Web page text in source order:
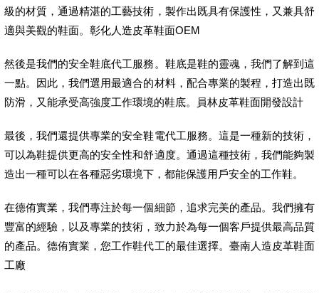
級的材質，通過精湛的工藝技術，製作出既具有保護性，又兼具舒
適與美觀的鞋面。彰化人造皮革鞋面OEM
然後是我們的安全鞋底代工服務。鞋底是鞋的靈魂，我們了解到這
一點。因此，我們選用最適合的材料，配合專業的製程，打造出既
防滑，又能承受高強度工作環境的鞋底。員林皮革鞋面開發設計
最後，我們還提供專業的安全鞋電代工服務。這是一種新的技術，
可以為鞋提供更高的安全性和舒適度。通過這種技術，我們能夠製
造出一種可以在各種惡劣環境下，都能保護用戶安全的工作鞋。
在德侑實業，我們專注於每一個細節，追求完美的產品。我們擁有
豐富的經驗，以及專業的技術，致力於為每一個客戶提供最高品質
的產品。德侑實業，您工作鞋代工的最佳選擇。臺南人造皮革鞋面
工廠